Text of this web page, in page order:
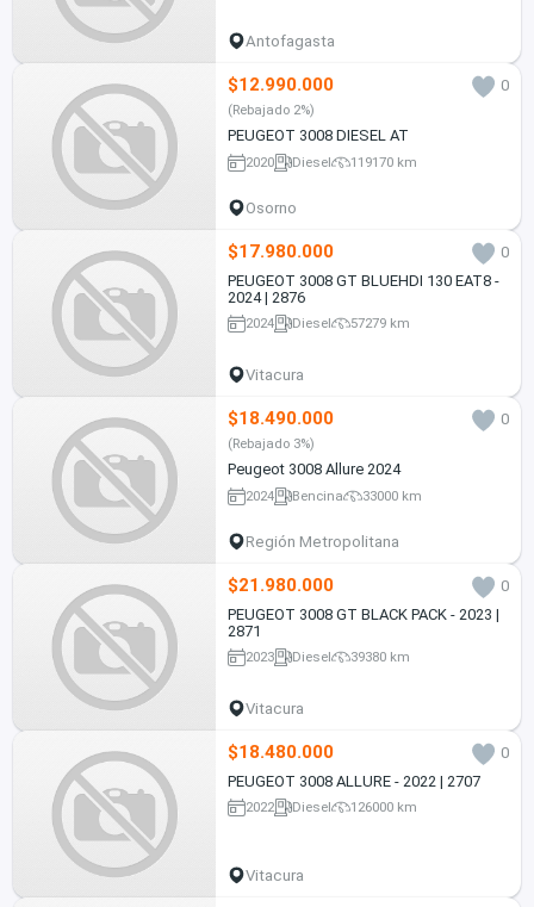
Antofagasta
$12.990.000 0
(Rebajado 2%)
PEUGEOT 3008 DIESEL AT
2020 Diesel 119170 km
Osorno
$17.980.000
0
PEUGEOT 3008 GT BLUEHDI 130 EAT8 -
2024 | 2876
2024 Diesel 57279 km
Vitacura
$18.490.000 0
(Rebajado 3%)
Peugeot 3008 Allure 2024
2024 Bencina 33000 km
Región Metropolitana
$21.980.000
0
PEUGEOT 3008 GT BLACK PACK - 2023 |
2871
2023 Diesel 39380 km
Vitacura
$18.480.000
0
PEUGEOT 3008 ALLURE - 2022 | 2707
2022 Diesel 126000 km
Vitacura